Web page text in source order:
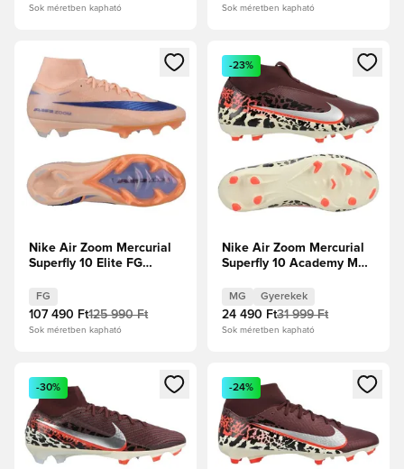
Sok méretben kapható Sok méretben kapható
Megnyit egy modált a bejelentkezéshez vagy a tagként
Nike Air Zoom Mercurial
Superfly 10 Elite FG
Pulse/Royal Pulse
FG
107 490 Ft125 990 Ft
Sok méretben kapható
Megnyit egy modált a
-23%
Nike Air Zoom Mercurial
Superfly 10 Academy MG
Crush/Metál
ezüst/Univerzális
Piros/Fossil Gyerek
MG Gyerekek
24 490 Ft31 999 Ft
Sok méretben kapható
Megnyit egy modált a bejelentkezéshez vagy a tagként
-30%
Megnyit egy modált a
-24%